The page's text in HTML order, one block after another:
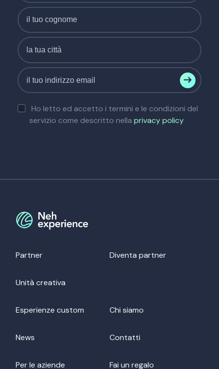
Ho letto ed accetto i termini e le condizioni del
servizio come descritto nella privacy policy
Partner Diventa partner
Unità creativa
Esperienze custom Chi siamo
News Contatti
Per le aziende Fai un regalo